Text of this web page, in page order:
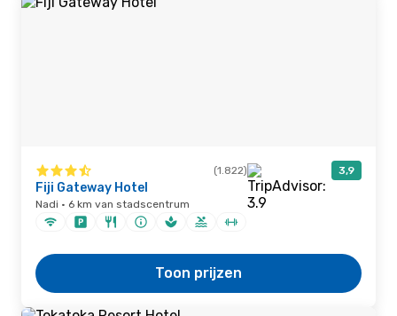
(1.822) 3,9
Fiji Gateway Hotel
Nadi · 6 km van stadscentrum
Toon prijzen